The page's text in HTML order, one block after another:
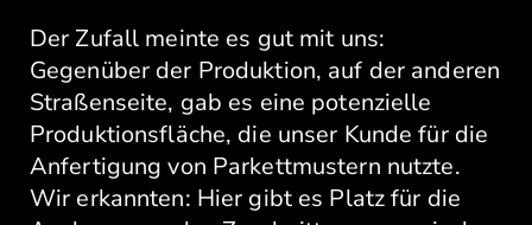
Der Zufall meinte es gut mit uns:
Gegenüber der Produktion, auf der anderen
Straßenseite, gab es eine potenzielle
Produktionsfläche, die unser Kunde für die
Anfertigung von Parkettmustern nutzte.
Wir erkannten: Hier gibt es Platz für die